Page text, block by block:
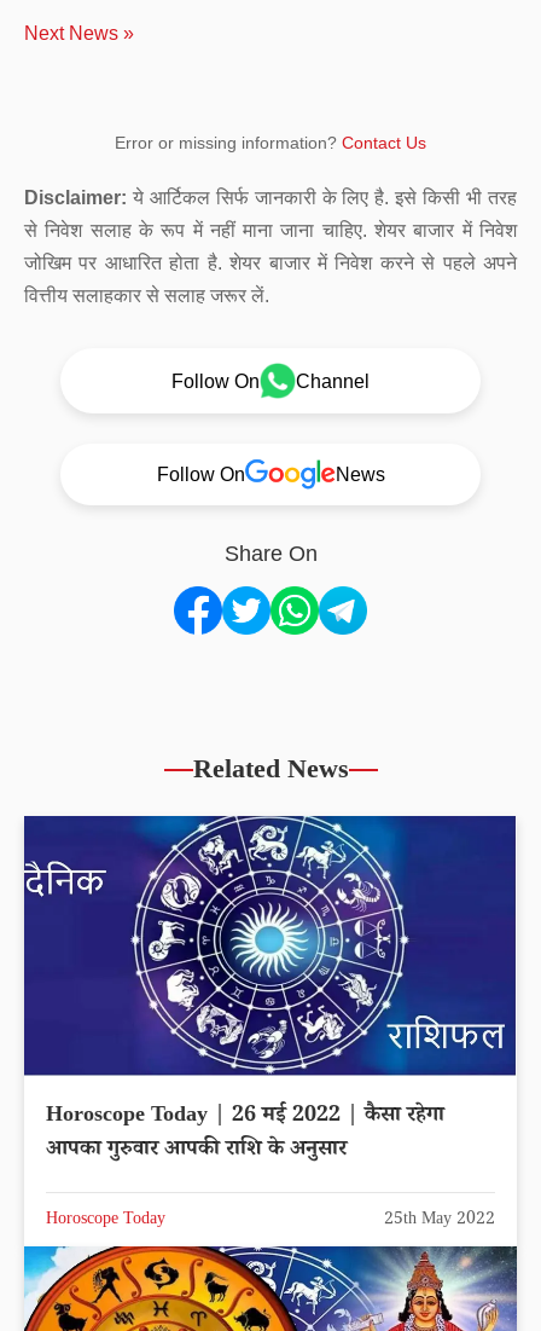
Next News »
Error or missing information? Contact Us
Disclaimer: ये आर्टिकल सिर्फ जानकारी के लिए है. इसे किसी भी तरह
से निवेश सलाह के रूप में नहीं माना जाना चाहिए. शेयर बाजार में निवेश
जोखिम पर आधारित होता है. शेयर बाजार में निवेश करने से पहले अपने
वित्तीय सलाहकार से सलाह जरूर लें.
Follow On Channel
Follow On News
Share On
Related News
Horoscope Today | 26 मई 2022 | कैसा रहेगा
आपका गुरुवार आपकी राशि के अनुसार
Horoscope Today 25th May 2022